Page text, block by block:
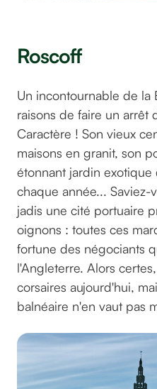
Roscoff
Un incontournable de la
raisons de faire un arrêt
Caractère ! Son vieux
maisons en granit, son
étonnant jardin
chaque année... Saviez-
jadis une cité portuaire
oignons : toutes ces
fortune des négociants
l'Angleterre. Alors
corsaires aujourd'hui,
balnéaire n'en vaut pas